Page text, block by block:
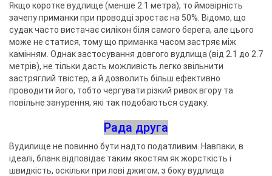
Якщо коротке вудлище (менше 2.1 метра), то ймовірність
зачепу приманки при проводці зростає на 50%. Відомо, що
судак часто вистачає силікон біля самого берега, але цього
може не статися, тому що приманка часом застряє між
камінням. Однак застосування довгого вудлища (від 2.1 до 2.7
метрів), не тільки дасть можливість легко звільнити
застряглий твістер, а й дозволить більш ефективно
проводити його, тобто чергувати різкий ривок вгору та
повільне занурення, які так подобаються судаку.
Рада друга
Вудилище не повинно бути надто податливим. Навпаки, в
ідеалі, бланк відповідає таким якостям як жорсткість і
швидкість, оскільки при лові джигом, з боку вудлища